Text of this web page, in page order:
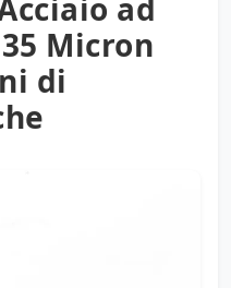
ad
Micron
di